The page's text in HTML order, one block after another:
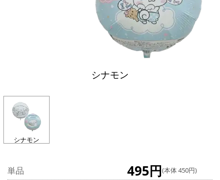
シナモン
シナモン
単品 495円(本体 450円)